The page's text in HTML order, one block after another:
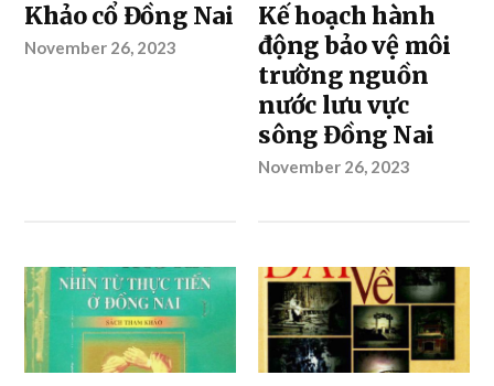
Khảo cổ Đồng Nai
November 26, 2023
Kế hoạch hành
động bảo vệ môi
trường nguồn
nước lưu vực
sông Đồng Nai
November 26, 2023